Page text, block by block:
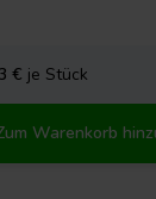
€ je Stück
Warenkorb